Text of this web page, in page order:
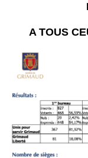
A TOUS